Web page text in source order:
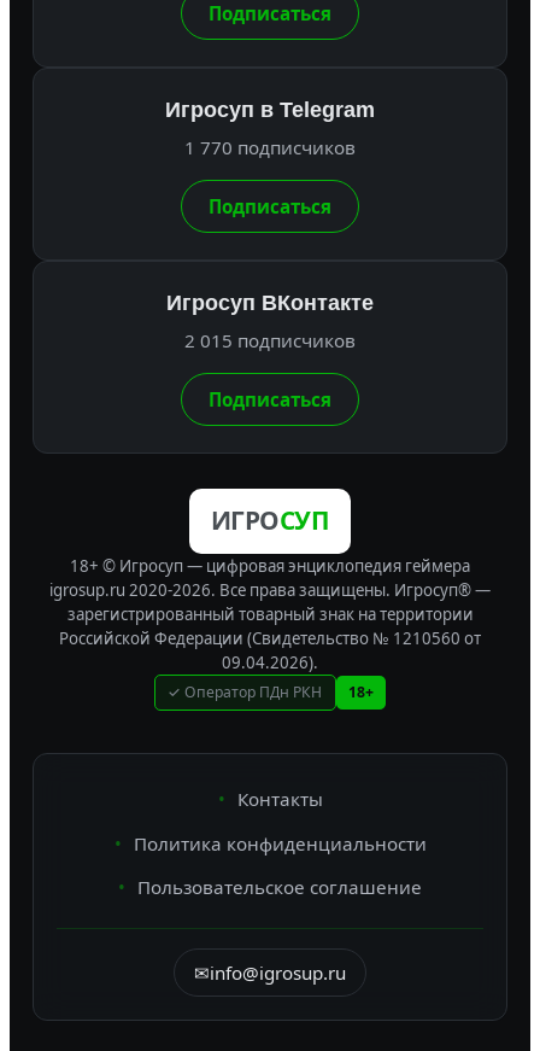
Подписаться
Игросуп в Telegram
1 770 подписчиков
Подписаться
Игросуп ВКонтакте
2 015 подписчиков
Подписаться
ИГРОСУП
18+ © Игросуп — цифровая энциклопедия геймера
igrosup.ru 2020-2026. Все права защищены. Игросуп® —
зарегистрированный товарный знак на территории
Российской Федерации (Свидетельство № 1210560 от
09.04.2026).
✓ Оператор ПДн РКН 18+
Контакты
Политика конфиденциальности
Пользовательское соглашение
✉info@igrosup.ru